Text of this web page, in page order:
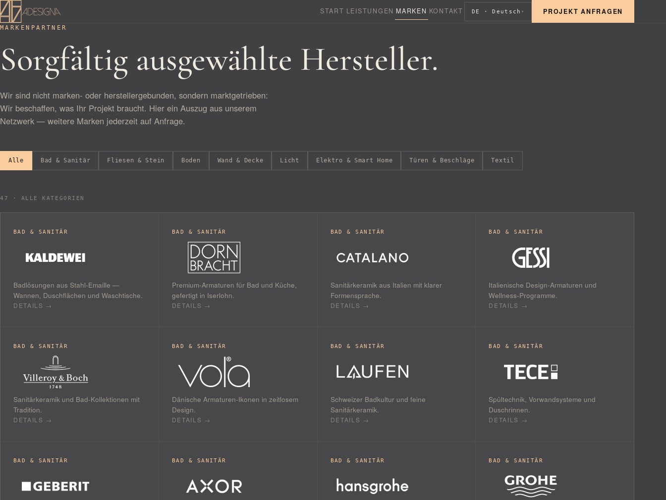
START LEISTUNGEN MARKEN KONTAKT DE · Deutsch ▾ PROJEKT ANFRAGEN
MARKENPARTNER
Sorgfältig ausgewählte Hersteller.
Wir sind nicht marken- oder herstellergebunden, sondern marktgetrieben:
Wir beschaffen, was Ihr Projekt braucht. Hier ein Auszug aus unserem
Netzwerk — weitere Marken jederzeit auf Anfrage.
Alle Bad & Sanitär Fliesen & Stein Boden Wand & Decke Licht Elektro & Smart Home Türen & Beschläge Textil
47 · ALLE KATEGORIEN
BAD & SANITÄR
Badlösungen aus Stahl-Emaille —
Wannen, Duschflächen und Waschtische.
DETAILS →
BAD & SANITÄR
Premium-Armaturen für Bad und Küche,
gefertigt in Iserlohn.
DETAILS →
BAD & SANITÄR
Sanitärkeramik aus Italien mit klarer
Formensprache.
DETAILS →
BAD & SANITÄR
Italienische Design-Armaturen und
Wellness-Programme.
DETAILS →
BAD & SANITÄR
Sanitärkeramik und Bad-Kollektionen mit
Tradition.
DETAILS →
BAD & SANITÄR
Dänische Armaturen-Ikonen in zeitlosem
Design.
DETAILS →
BAD & SANITÄR
Schweizer Badkultur und feine
Sanitärkeramik.
DETAILS →
BAD & SANITÄR
Spültechnik, Vorwandsysteme und
Duschrinnen.
DETAILS →
BAD & SANITÄR BAD & SANITÄR BAD & SANITÄR BAD & SANITÄR